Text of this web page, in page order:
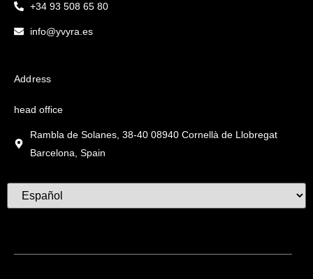
+34 93 508 65 80
info@yvyra.es
Address
head office
Rambla de Solanes, 38-40 08940 Cornellà de Llobregat
Barcelona, Spain